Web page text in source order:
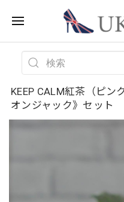
KEEP CALM紅茶（ピン
オンジャック》セット